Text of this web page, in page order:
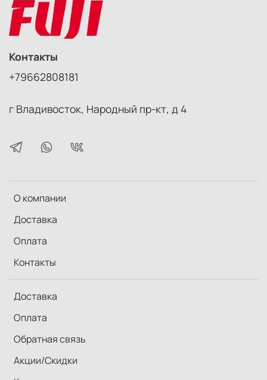
О компании
Доставка
Оплата
Контакты
Доставка
Оплата
Обратная связь
Акции/Скидки
Контакты
+79662808181
г Владивосток, Народный пр-кт, д 4